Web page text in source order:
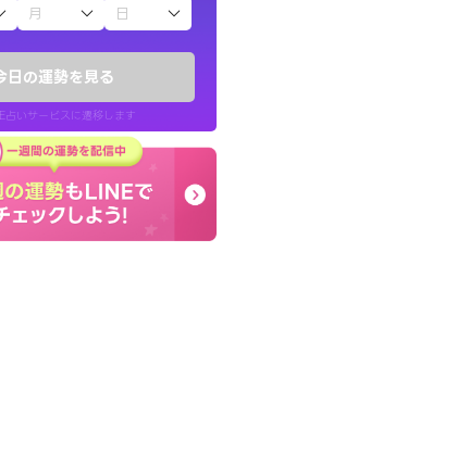
日の運勢を見る
いサービスに遷移します
占）12星座占い
が、先生のメッ
りにしてま
40代 女性